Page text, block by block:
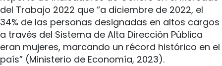
del Trabajo 2022 que “a diciembre de 2022, el
34% de las personas designadas en altos cargos
a través del Sistema de Alta Dirección Pública
eran mujeres, marcando un récord histórico en el
país” (Ministerio de Economía, 2023).